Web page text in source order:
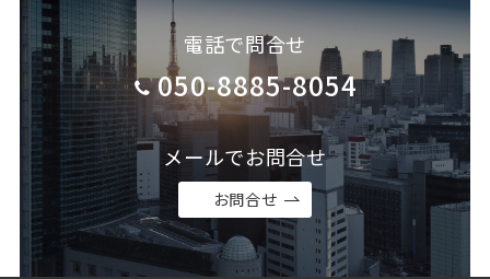
電話で問合せ
050-8885-8054
メールでお問合せ
お問合せ